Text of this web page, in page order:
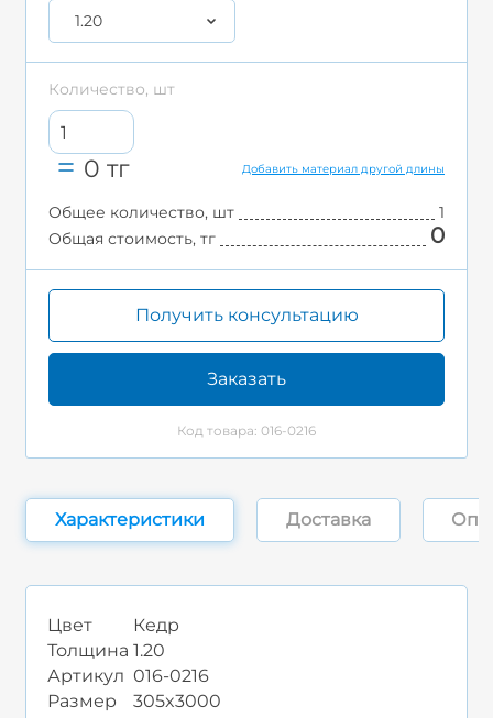
1.20
Количество, шт
0 тг Добавить материал другой длины
Общее количество, шт
1
Общая стоимость, тг
0
Получить консультацию
Заказать
Код товара: 016-0216
Характеристики Доставка
Цвет
Кедр
Толщина 1.20
Артикул 016-0216
Размер
305x3000